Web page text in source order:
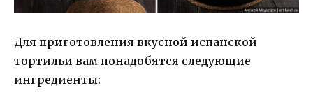
Для приготовления вкусной испанской
тортильи вам понадобятся следующие
ингредиенты: